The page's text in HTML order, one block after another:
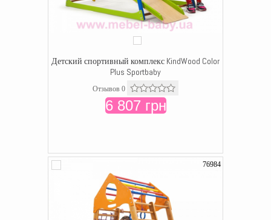
Детский спортивный комплекс KindWood Color
Plus Sportbaby
Отзывов 0
6 807 грн
76984